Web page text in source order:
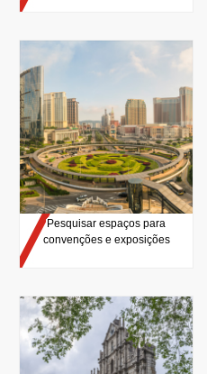
Pesquisar espaços para
convenções e exposições